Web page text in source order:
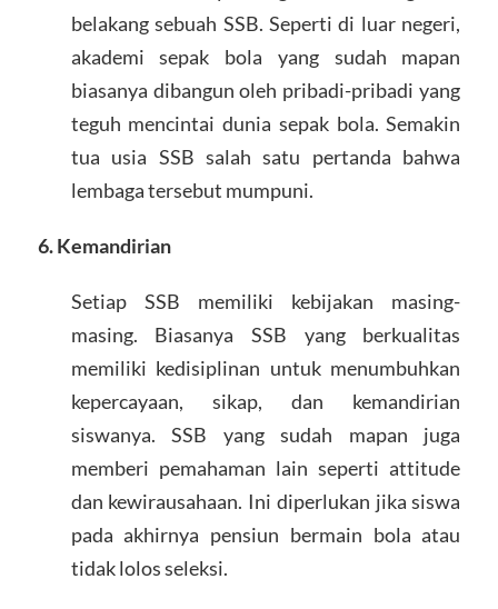
belakang sebuah SSB. Seperti di luar negeri,
akademi sepak bola yang sudah mapan
biasanya dibangun oleh pribadi-pribadi yang
teguh mencintai dunia sepak bola. Semakin
tua usia SSB salah satu pertanda bahwa
lembaga tersebut mumpuni.
6. Kemandirian
Setiap SSB memiliki kebijakan masing-
masing. Biasanya SSB yang berkualitas
memiliki kedisiplinan untuk menumbuhkan
kepercayaan, sikap, dan kemandirian
siswanya. SSB yang sudah mapan juga
memberi pemahaman lain seperti attitude
dan kewirausahaan. Ini diperlukan jika siswa
pada akhirnya pensiun bermain bola atau
tidak lolos seleksi.